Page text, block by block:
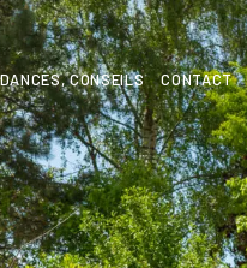
CONSEILS CONTACT